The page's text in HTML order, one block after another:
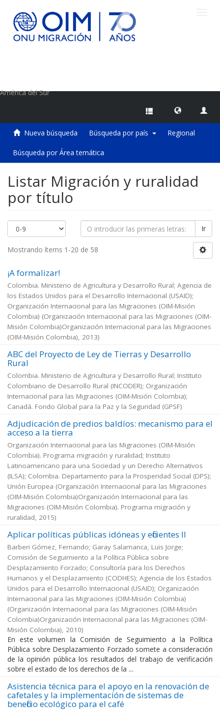
América del Sur
Nueva búsqueda Búsqueda por país Regional
Búsqueda por Área temática
Listar Migración y ruralidad
por título
Ir
Mostrando ítems 1-20 de 58
¡A formalizar!
Colombia. Ministerio de Agricultura y Desarrollo Rural; Agencia de
los Estados Unidos para el Desarrollo Internacional (USAID);
Organización Internacional para las Migraciones (OIM-Misión
Colombia) (Organización Internacional para las Migraciones (OIM-
Misión Colombia)Organización Internacional para las Migraciones
(OIM-Misión Colombia), 2013)
ABC del Proyecto de Ley de Tierras y Desarrollo
Rural
Colombia. Ministerio de Agricultura y Desarrollo Rural; Instituto
Colombiano de Desarrollo Rural (INCODER); Organización
Internacional para las Migraciones (OIM-Misión Colombia);
Canadá. Fondo Global para la Paz y la Seguridad (GPSF)
Adjudicación de predios baldíos: mecanismo para el
acceso a la tierra
Organización Internacional para las Migraciones (OIM-Misión
Colombia). Programa migración y ruralidad; Instituto
Latinoamericano para una Sociedad y un Derecho Alternativos
(ILSA); Colombia. Departamento para la Prosperidad Social (DPS);
Unión Europea (Organización Internacional para las Migraciones
(OIM-Misión Colombia)Organización Internacional para las
Migraciones (OIM-Misión Colombia). Programa migración y
ruralidad, 2015)
Aplicar políticas públicas idóneas y eficientes II
Barberi Gómez, Fernando; Garay Salamanca, Luis Jorge;
Comisión de Seguimiento a la Política Pública sobre
Desplazamiento Forzado; Consultoría para los Derechos
Humanos y el Desplazamiento (CODHES); Agencia de los Estados
Unidos para el Desarrollo Internacional (USAID); Organización
Internacional para las Migraciones (OIM-Misión Colombia)
(Organización Internacional para las Migraciones (OIM-Misión
Colombia)Organización Internacional para las Migraciones (OIM-
Misión Colombia), 2010)
En este volumen la Comisión de Seguimiento a la Política
Pública sobre Desplazamiento Forzado somete a consideración
de la opinión pública los resultados del trabajo de verificación
sobre el estado de los derechos de la ...
Asistencia técnica para el apoyo en la renovación de
cafetales y la implementación de sistemas de
beneficio ecológico para el café